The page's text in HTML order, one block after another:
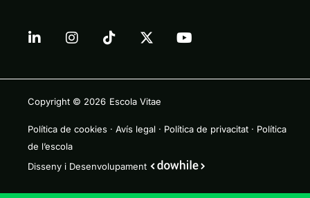
Copyright © 2026 Escola Vitae
Política de cookies · Avís legal · Política de privacitat · Política
de l’escola
Disseny i Desenvolupament